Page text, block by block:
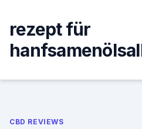
content
rezept für
CBD REVIEWS